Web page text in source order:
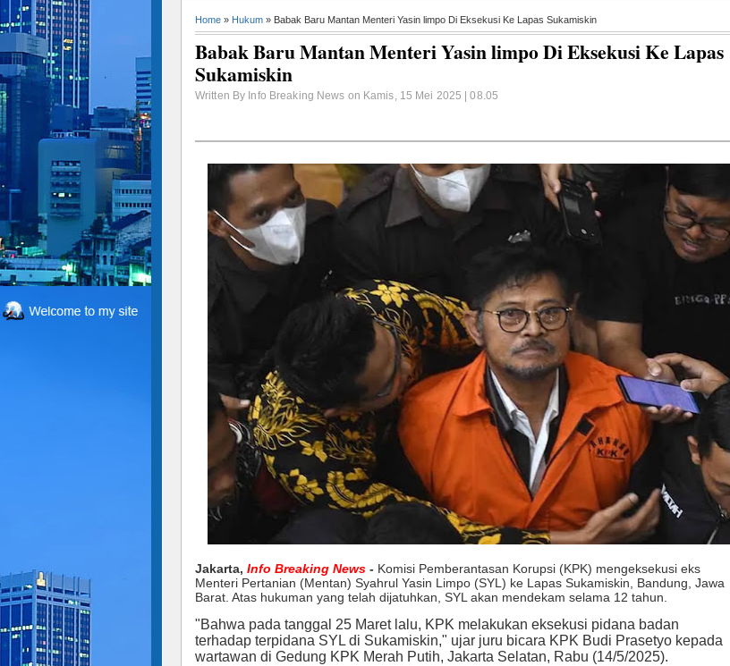
Home » Hukum » Babak Baru Mantan Menteri Yasin limpo Di Eksekusi Ke Lapas Sukamiskin
Babak Baru Mantan Menteri Yasin limpo Di Eksekusi Ke Lapas
Sukamiskin
Written By Info Breaking News on Kamis, 15 Mei 2025 | 08.05
Jakarta, Info Breaking News - Komisi Pemberantasan Korupsi (KPK) mengeksekusi eks
Menteri Pertanian (Mentan) Syahrul Yasin Limpo (SYL) ke Lapas Sukamiskin, Bandung, Jawa
Barat. Atas hukuman yang telah dijatuhkan, SYL akan mendekam selama 12 tahun.
"Bahwa pada tanggal 25 Maret lalu, KPK melakukan eksekusi pidana badan
terhadap terpidana SYL di Sukamiskin," ujar juru bicara KPK Budi Prasetyo kepada
wartawan di Gedung KPK Merah Putih, Jakarta Selatan, Rabu (14/5/2025).